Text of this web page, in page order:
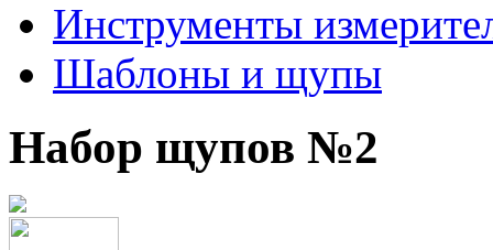
Инструменты
Шаблоны и щупы
Набор щупов №2